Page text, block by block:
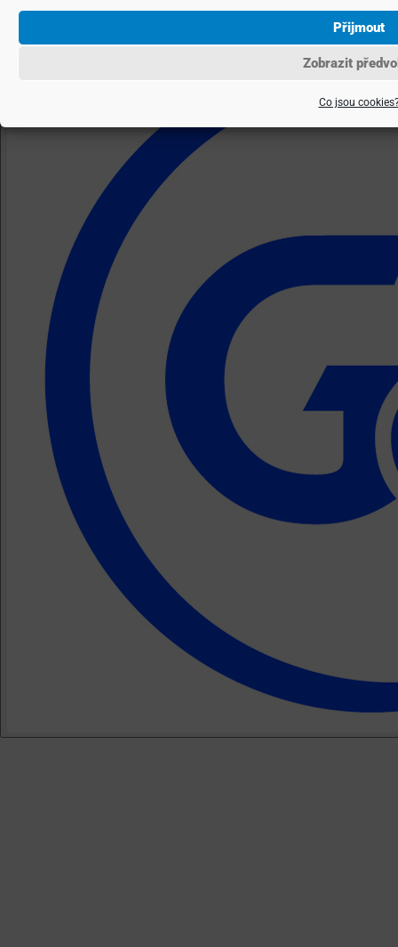
Přijmout
Zobrazit
Co jsou